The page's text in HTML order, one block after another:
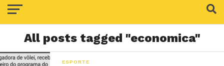
All posts tagged "economica"
ESPORTE